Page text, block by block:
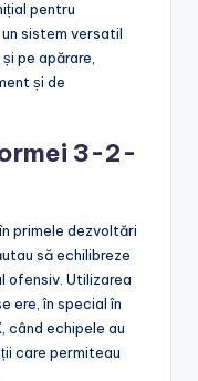
pentru
sistem versatil
pe apărare,
și de
3-2-
primele dezvoltări
să echilibreze
ofensiv. Utilizarea
ere, în special în
când echipele au
care permiteau